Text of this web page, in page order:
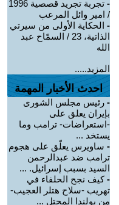
-
تجربة تجريد قصصية 1996
/ امير وائل المرعب
- الحكاية الأولى من سيرتي
الذاتية، 23 / السمّاح عبد
الله
المزيد.....
احدث الأخبار المهمة
- رئيس مجلس الشورى
بإيران يعلق على
-استعراضات- ترامب وما
يستخد ...
- ساويرس يعلّق على هجوم
ترامب ضد عبدالرحمن
السيد بسبب إسرائيل. ...
-كيف نجح الحلفاء في
تهريب -سلاح هتلر العجيب-
من بولندا المحتل ...